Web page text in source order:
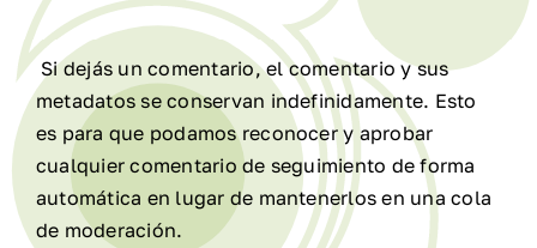
Si dejás un comentario, el comentario y sus
metadatos se conservan indefinidamente. Esto
es para que podamos reconocer y aprobar
cualquier comentario de seguimiento de forma
automática en lugar de mantenerlos en una cola
de moderación.